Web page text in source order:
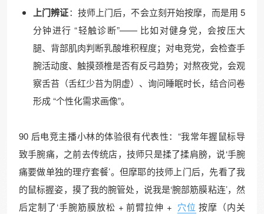
上门辨证：技师上门后，不会立刻开始按摩，而是用 5
分钟进行 “轻触诊断”—— 比如对健身党，会按压大
腿、背部肌肉判断乳酸堆积程度；对电竞党，会检查手
腕活动度、触摸颈椎是否有反弓趋势；对熬夜党，会观
察舌苔（舌红少苔为阴虚）、询问睡眠时长，结合问卷
形成 “个性化需求画像”。​
90 后电竞主播小林的体验很有代表性：“我常年握鼠标导
致手腕痛，之前去传统店，技师只是揉了揉肩膀，说‘手腕
痛要做单独的理疗套餐’。但摩耶的技师上门后，先看了我
的鼠标握姿，摸了我的腕管处，说我是‘腕部筋膜粘连’，然
后定制了‘手腕筋膜放松 + 前臂拉伸 + 穴位 按摩（内关